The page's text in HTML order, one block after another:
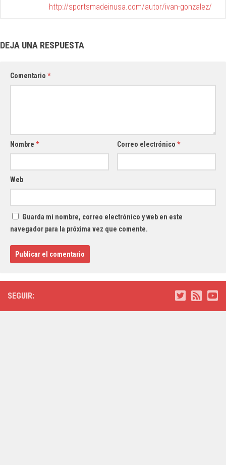
http://sportsmadeinusa.com/autor/ivan-gonzalez/
DEJA UNA RESPUESTA
Comentario *
Nombre * Correo electrónico*
Web
Guarda mi nombre, correo electrónico y web en este
navegador para la próxima vez que comente.
SEGUIR: